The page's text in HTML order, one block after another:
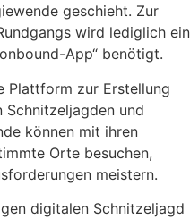
geschieht. Zur
wird lediglich ein
App“ benötigt.
Plattform zur Erstellung
und
können mit ihren
Orte besuchen,
meistern.
digitalen Schnitzeljagd